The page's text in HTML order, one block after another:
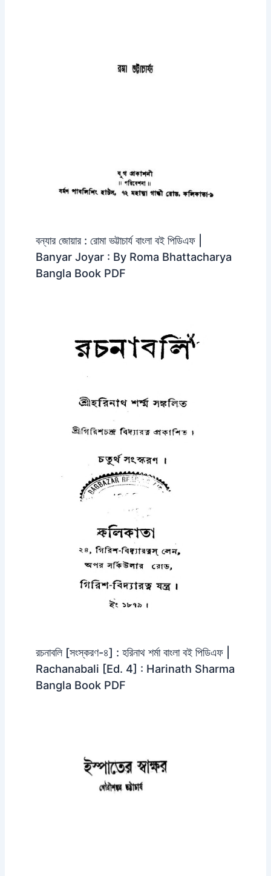
বন্যার জোয়ার : রোমা ভট্টাচার্য বাংলা বই পিডিএফ |
Banyar Joyar : By Roma Bhattacharya
Bangla Book PDF
রচনাবলি [সংস্করণ-৪] : হরিনাথ শর্মা বাংলা বই পিডিএফ |
Rachanabali [Ed. 4] : Harinath Sharma
Bangla Book PDF